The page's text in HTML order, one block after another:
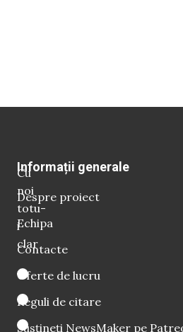
Cu
noi
totu-
i
clar
Informații generale
Despre proiect
Echipa
Contacte
Oferte de lucru
Reguli de citare
Susțineți NewsMaker pe